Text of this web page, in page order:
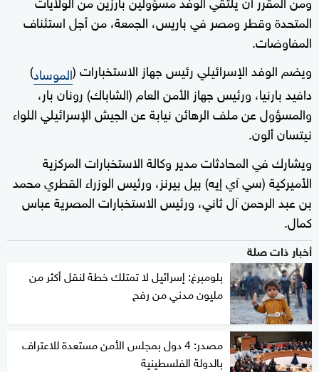
المتحدة وقطر ومصر في باريس، الجمعة، من أجل استئناف
المفاوضات.
ويضم الوفد الإسرائيلي رئيس جهاز الاستخبارات (الموساد)
دافيد بارنيا، ورئيس جهاز الأمن العام (الشاباك) رونان بار،
والمسؤول عن ملف الرهائن نيابة عن الجيش الإسرائيلي اللواء
نيتسان ألون.
ويشارك في المحادثات مدير وكالة الاستخبارات المركزية
الأميركية (سي آي إيه) بيل بيرنز، ورئيس الوزراء القطري محمد
بن عبد الرحمن آل ثاني، ورئيس الاستخبارات المصرية عباس
كمال.
أخبار ذات صلة
بلومبرغ: إسرائيل لا تمتلك خطة لنقل أكثر من
مليون مدني من رفح
مصدر: 4 دول بمجلس الأمن مستعدة للاعتراف
بالدولة الفلسطينية